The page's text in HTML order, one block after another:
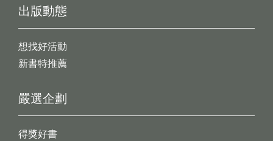
出版動態
想找好活動
新書特推薦
嚴選企劃
得獎好書